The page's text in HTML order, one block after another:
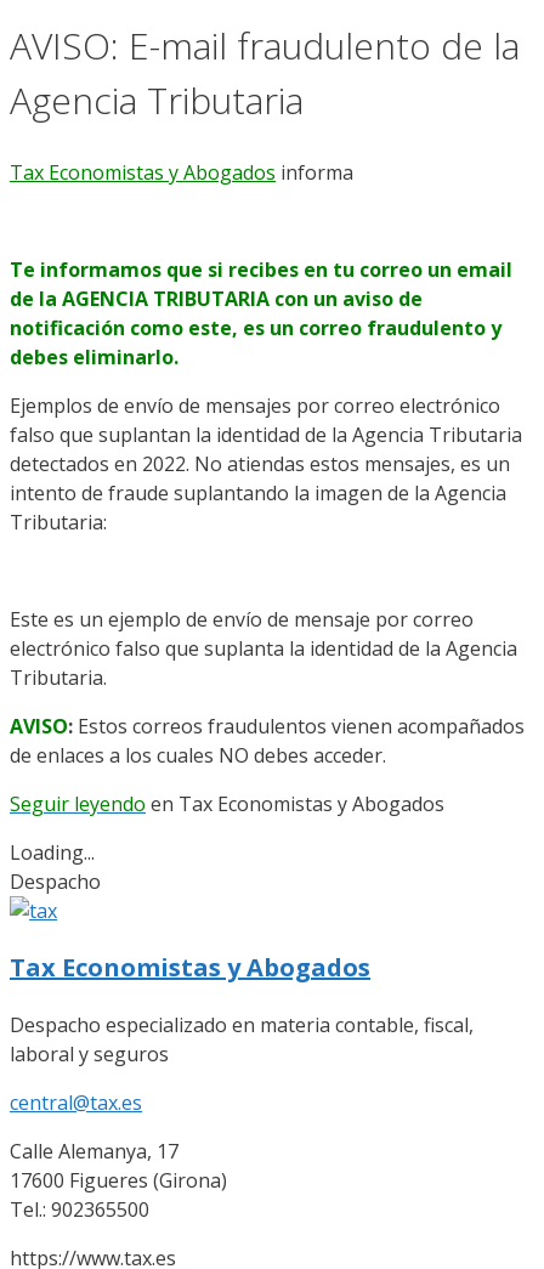
AVISO: E-mail fraudulento de la
Agencia Tributaria
Tax Economistas y Abogados informa
Te informamos que si recibes en tu correo un email
de la AGENCIA TRIBUTARIA con un aviso de
notificación como este, es un correo fraudulento y
debes eliminarlo.
Ejemplos de envío de mensajes por correo electrónico
falso que suplantan la identidad de la Agencia Tributaria
detectados en 2022. No atiendas estos mensajes, es un
intento de fraude suplantando la imagen de la Agencia
Tributaria:
Este es un ejemplo de envío de mensaje por correo
electrónico falso que suplanta la identidad de la Agencia
Tributaria.
AVISO: Estos correos fraudulentos vienen acompañados
de enlaces a los cuales NO debes acceder.
Seguir leyendo en Tax Economistas y Abogados
Loading...
Despacho
Tax Economistas y Abogados
Despacho especializado en materia contable, fiscal,
laboral y seguros
central@tax.es
Calle Alemanya, 17
17600 Figueres (Girona)
Tel.: 902365500
https://www.tax.es